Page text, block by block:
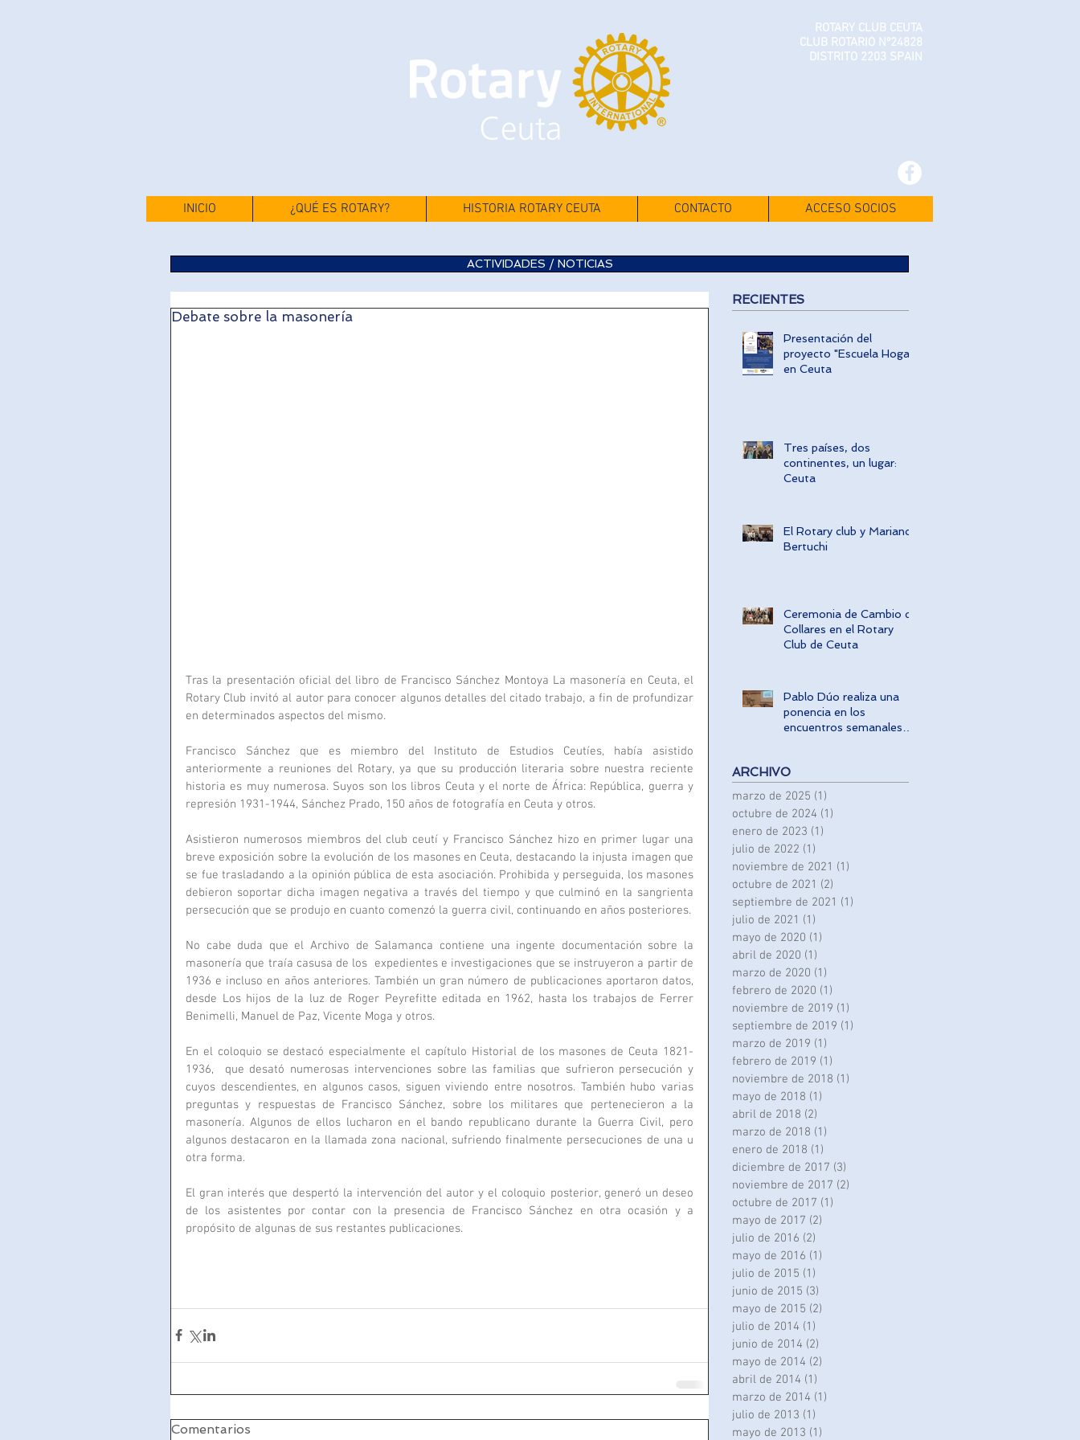
ROTARY CLUB CEUTA
CLUB ROTARIO Nº24828
DISTRITO 2203 SPAIN
INICIO ¿QUÉ ES ROTARY? HISTORIA ROTARY CEUTA CONTACTO ACCESO SOCIOS
ACTIVIDADES / NOTICIAS
Debate sobre la masonería
Tras la presentación oficial del libro de Francisco Sánchez Montoya La masonería en Ceuta, el
Rotary Club invitó al autor para conocer algunos detalles del citado trabajo, a fin de profundizar
en determinados aspectos del mismo.
Francisco Sánchez que es miembro del Instituto de Estudios Ceutíes, había asistido
anteriormente a reuniones del Rotary, ya que su producción literaria sobre nuestra reciente
historia es muy numerosa. Suyos son los libros Ceuta y el norte de África: República, guerra y
represión 1931-1944, Sánchez Prado, 150 años de fotografía en Ceuta y otros.
Asistieron numerosos miembros del club ceutí y Francisco Sánchez hizo en primer lugar una
breve exposición sobre la evolución de los masones en Ceuta, destacando la injusta imagen que
se fue trasladando a la opinión pública de esta asociación. Prohibida y perseguida, los masones
debieron soportar dicha imagen negativa a través del tiempo y que culminó en la sangrienta
persecución que se produjo en cuanto comenzó la guerra civil, continuando en años posteriores.
No cabe duda que el Archivo de Salamanca contiene una ingente documentación sobre la
masonería que traía casusa de los  expedientes e investigaciones que se instruyeron a partir de
1936 e incluso en años anteriores. También un gran número de publicaciones aportaron datos,
desde Los hijos de la luz de Roger Peyrefitte editada en 1962, hasta los trabajos de Ferrer
Benimelli, Manuel de Paz, Vicente Moga y otros.
En el coloquio se destacó especialmente el capítulo Historial de los masones de Ceuta 1821-
1936,  que desató numerosas intervenciones sobre las familias que sufrieron persecución y
cuyos descendientes, en algunos casos, siguen viviendo entre nosotros. También hubo varias
preguntas y respuestas de Francisco Sánchez, sobre los militares que pertenecieron a la
masonería. Algunos de ellos lucharon en el bando republicano durante la Guerra Civil, pero
algunos destacaron en la llamada zona nacional, sufriendo finalmente persecuciones de una u
otra forma.
El gran interés que despertó la intervención del autor y el coloquio posterior, generó un deseo
de los asistentes por contar con la presencia de Francisco Sánchez en otra ocasión y a
propósito de algunas de sus restantes publicaciones.
Comentarios
RECIENTES
Presentación del
proyecto "Escuela Hogar"
en Ceuta
Tres países, dos
continentes, un lugar:
Ceuta
El Rotary club y Mariano
Bertuchi
Ceremonia de Cambio de
Collares en el Rotary
Club de Ceuta
Pablo Dúo realiza una
ponencia en los
encuentros semanales
ARCHIVO
marzo de 2025 (1)
octubre de 2024 (1)
enero de 2023 (1)
julio de 2022 (1)
noviembre de 2021 (1)
octubre de 2021 (2)
septiembre de 2021 (1)
julio de 2021 (1)
mayo de 2020 (1)
abril de 2020 (1)
marzo de 2020 (1)
febrero de 2020 (1)
noviembre de 2019 (1)
septiembre de 2019 (1)
marzo de 2019 (1)
febrero de 2019 (1)
noviembre de 2018 (1)
mayo de 2018 (1)
abril de 2018 (2)
marzo de 2018 (1)
enero de 2018 (1)
diciembre de 2017 (3)
noviembre de 2017 (2)
octubre de 2017 (1)
mayo de 2017 (2)
julio de 2016 (2)
mayo de 2016 (1)
julio de 2015 (1)
junio de 2015 (3)
mayo de 2015 (2)
julio de 2014 (1)
junio de 2014 (2)
mayo de 2014 (2)
abril de 2014 (1)
marzo de 2014 (1)
julio de 2013 (1)
mayo de 2013 (1)